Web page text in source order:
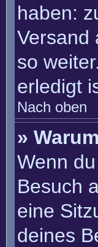
haben:
Versand
so
erledigt
Nach oben
»
Wenn
Besuch
eine
deines